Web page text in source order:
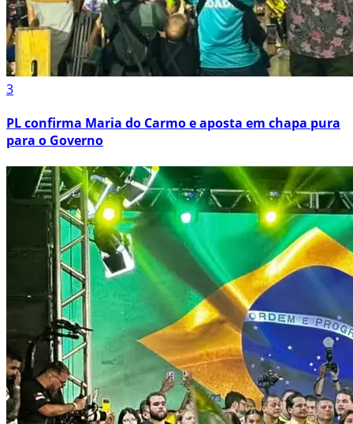
3
PL confirma Maria do Carmo e aposta em chapa pura
para o Governo